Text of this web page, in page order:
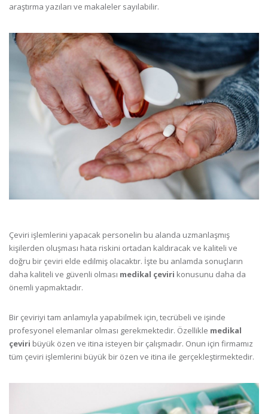
araştırma yazıları ve makaleler sayılabilir.
Çeviri işlemlerini yapacak personelin bu alanda uzmanlaşmış
kişilerden oluşması hata riskini ortadan kaldıracak ve kaliteli ve
doğru bir çeviri elde edilmiş olacaktır. İşte bu anlamda sonuçların
daha kaliteli ve güvenli olması medikal çeviri konusunu daha da
önemli yapmaktadır.
Bir çeviriyi tam anlamıyla yapabilmek için, tecrübeli ve işinde
profesyonel elemanlar olması gerekmektedir. Özellikle medikal
çeviri büyük özen ve itina isteyen bir çalışmadır. Onun için firmamız
tüm çeviri işlemlerini büyük bir özen ve itina ile gerçekleştirmektedir.